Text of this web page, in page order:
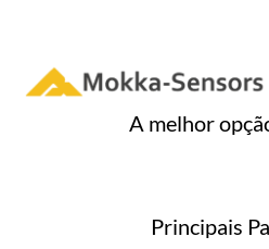
A melhor
Principais